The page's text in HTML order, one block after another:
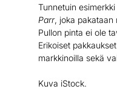
Tunnetuin
Parr, joka pakataan
Pullon pinta ei ole
Erikoiset
markkinoilla sekä
Kuva iStock.